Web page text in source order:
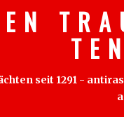
N T R
T E
seit 1291 -